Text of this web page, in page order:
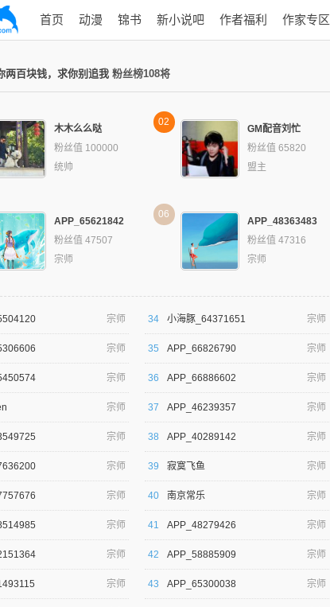
首页 动漫 锦书 新小说吧 作者福利 作家专区
两百块钱，求你别追我 粉丝榜108将
木木么么哒
粉丝值 100000
统帅
02
GM配音刘忙
粉丝值 65820
盟主
APP_65621842
粉丝值 47507
宗师
06
APP_48363483
粉丝值 47316
宗师
宗师
宗师
宗师
宗师
宗师
宗师
宗师
宗师
宗师
宗师
34 小海豚_64371651 宗师
35 APP_66826790 宗师
36 APP_66886602 宗师
37 APP_46239357 宗师
38 APP_40289142 宗师
39 寂寞飞鱼 宗师
40 南京常乐 宗师
41 APP_48279426 宗师
42 APP_58885909 宗师
43 APP_65300038 宗师